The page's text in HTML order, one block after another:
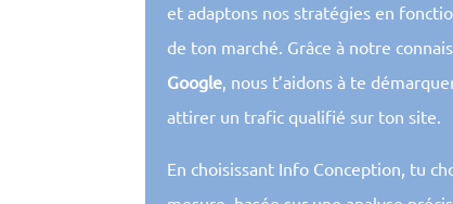
et adaptons nos stratégies en
de ton marché. Grâce à notre
Google, nous t’aidons à te
attirer un trafic qualifié sur ton site.
En choisissant Info Conception, tu